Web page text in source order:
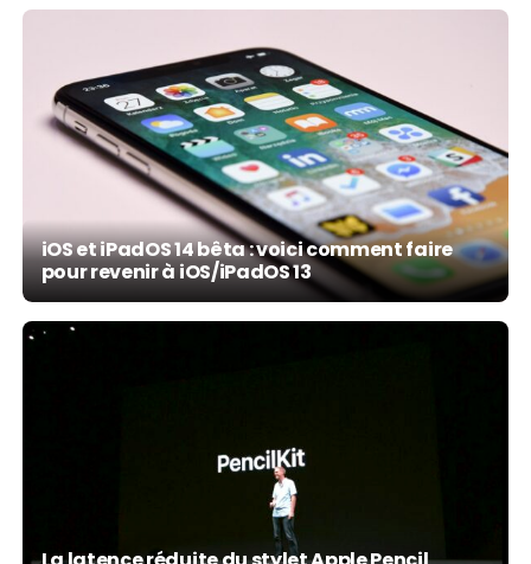
iOS et iPadOS 14 bêta : voici comment faire
pour revenir à iOS/iPadOS 13